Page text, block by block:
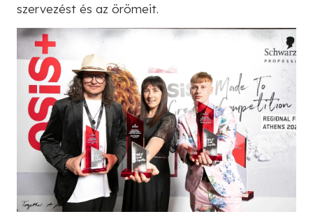
szervezést és az örömeit.